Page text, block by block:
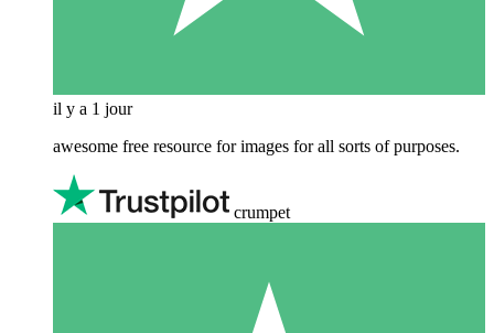
il y a 1 jour
awesome free resource for images for all sorts of purposes.
crumpet